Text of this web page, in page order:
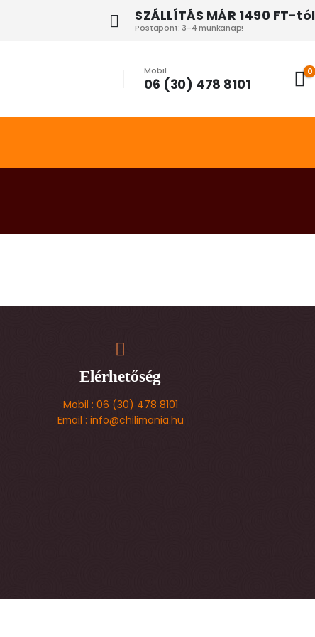
SZÁLLÍTÁS MÁR 1490 FT-tól
Postapont: 3-4 munkanap!
Mobil
06 (30) 478 8101
0
Elérhetőség
Mobil : 06 (30) 478 8101
Email : info@chilimania.hu